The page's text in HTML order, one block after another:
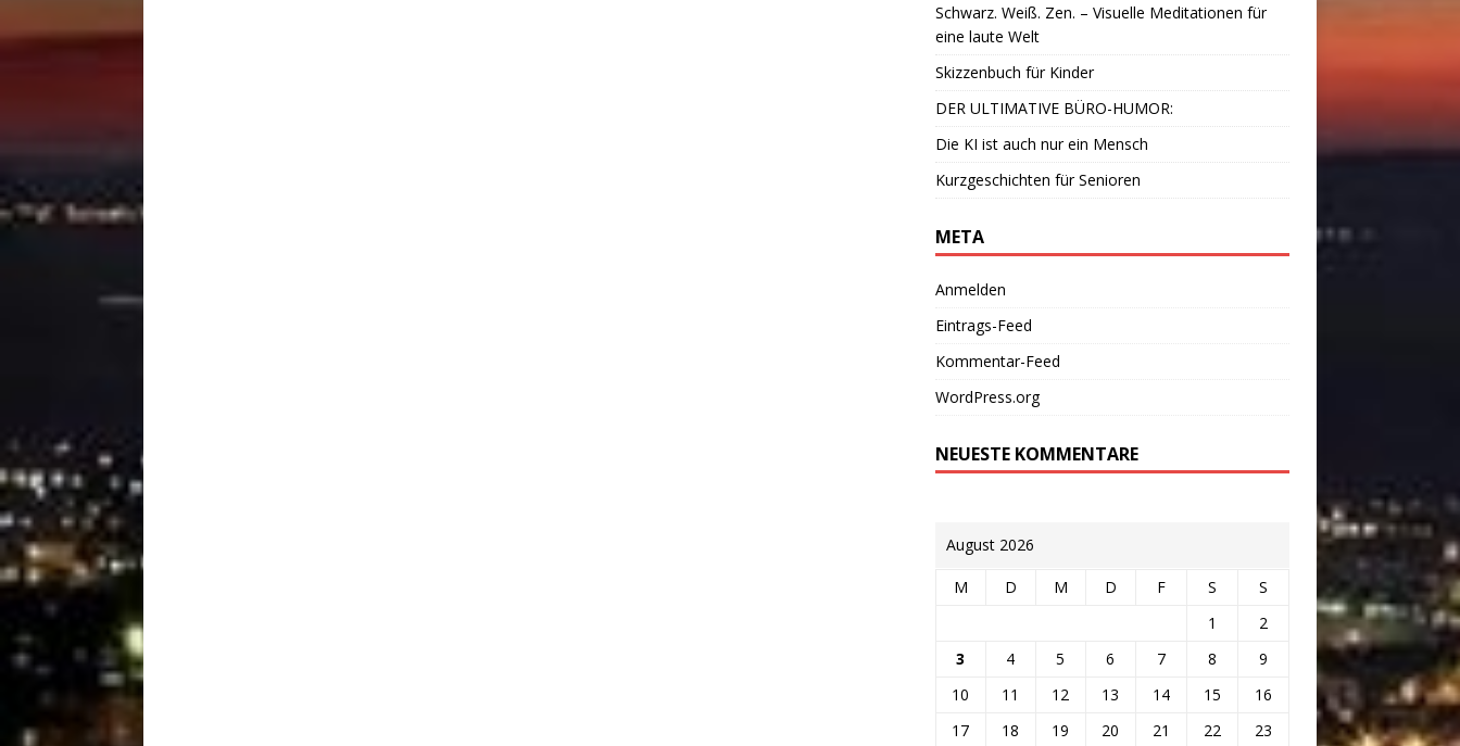
Schwarz. Weiß. Zen. – Visuelle Meditationen für
eine laute Welt
Skizzenbuch für Kinder
DER ULTIMATIVE BÜRO-HUMOR:
Die KI ist auch nur ein Mensch
Kurzgeschichten für Senioren
META
Anmelden
Eintrags-Feed
Kommentar-Feed
WordPress.org
NEUESTE KOMMENTARE
August 2026
M D M D F S
S
1
2
3
4 5 6 7 8
9
10
11 12 13 14 15
16
17
18 19 20 21 22
23